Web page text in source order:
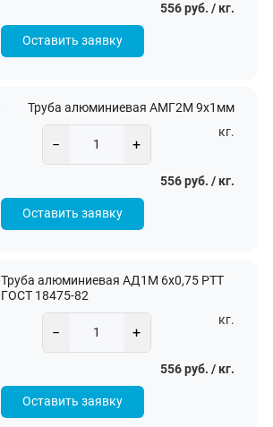
556 руб. / кг.
Оставить заявку
Труба алюминиевая АМГ2М 9х1мм
− +
кг.
556 руб. / кг.
Оставить заявку
Труба алюминиевая АД1М 6х0,75 РТТ
ГОСТ 18475-82
− +
кг.
556 руб. / кг.
Оставить заявку